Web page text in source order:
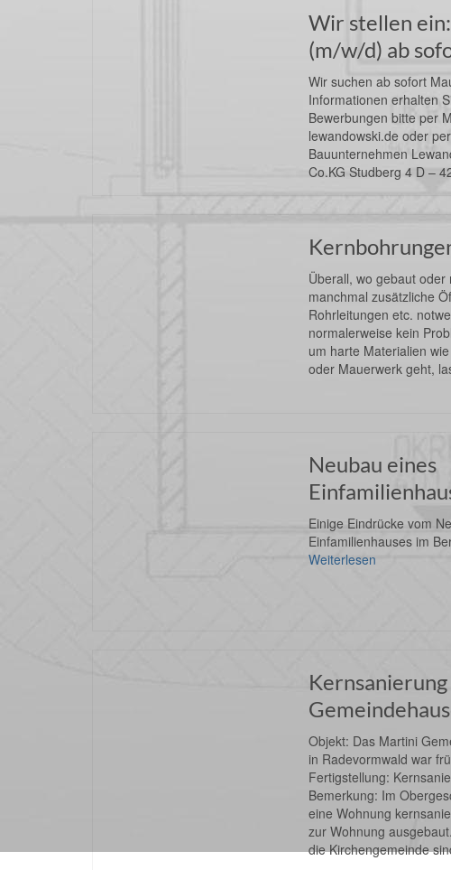
Wir stellen
(m/w/d) ab
Wir suchen ab sofort
Informationen erhalten
Bewerbungen bitte per
lewandowski.de oder
Bauunternehmen
Co.KG Studberg 4 D –
Überall, wo gebaut oder
manchmal zusätzliche
Rohrleitungen etc.
normalerweise kein
um harte Materialien
oder Mauerwerk geht,
Neubau eines
Einige Eindrücke vom
Einfamilienhauses im
Weiterlesen
Objekt: Das Martini
in Radevormwald war
Fertigstellung:
Bemerkung: Im
eine Wohnung
zur Wohnung
die Kirchengemeinde